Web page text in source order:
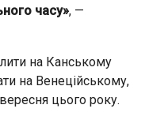
часу», —
на Канському
на Венеційському,
цього року.